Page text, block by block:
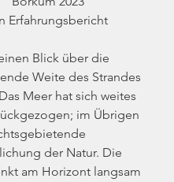
Erfahrungsbericht
Blick über die
Weite des Strandes
Meer hat sich weites
im Übrigen
der Natur. Die
am Horizont langsam